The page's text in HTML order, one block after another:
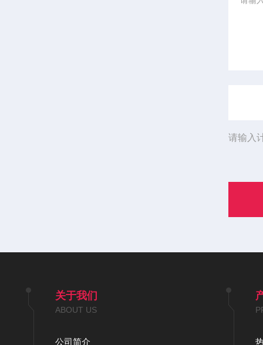
请输入
关于我们
ABOUT US
公司简介